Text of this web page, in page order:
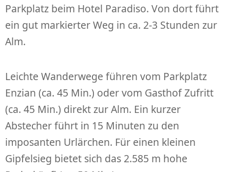
Parkplatz beim Hotel Paradiso. Von dort führt
ein gut markierter Weg in ca. 2-3 Stunden zur
Alm.
Leichte Wanderwege führen vom Parkplatz
Enzian (ca. 45 Min.) oder vom Gasthof Zufritt
(ca. 45 Min.) direkt zur Alm. Ein kurzer
Abstecher führt in 15 Minuten zu den
imposanten Urlärchen. Für einen kleinen
Gipfelsieg bietet sich das 2.585 m hohe